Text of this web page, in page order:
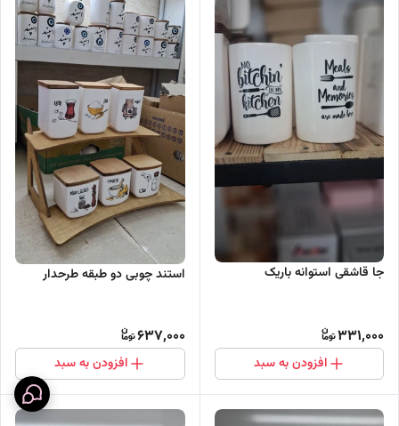
جا قاشقی استوانه باریک
331,000
افزودن به سبد
استند چوبی دو طبقه طرحدار
637,000
افزودن به سبد